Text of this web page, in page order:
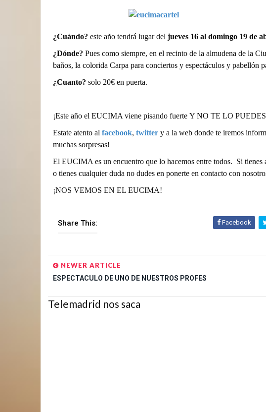
¿Cuándo? este año tendrá lugar del jueves 16 al domingo 19 de
¿Dónde? Pues como siempre, en el recinto de la almudena de la
baños, la colorida Carpa para conciertos y espectáculos y pabellón
¿Cuanto? solo 20€ en puerta.
¡Este año el EUCIMA viene pisando fuerte Y NO TE LO
Estate atento al facebook, twitter y a la web donde te iremos
muchas sorpresas!
El EUCIMA es un encuentro que lo hacemos entre todos. Si
o tienes cualquier duda no dudes en ponerte en contacto con
¡NOS VEMOS EN EL EUCIMA!
Share This: Facebook
NEWER ARTICLE
ESPECTACULO DE UNO DE NUESTROS PROFES
Telemadrid nos saca